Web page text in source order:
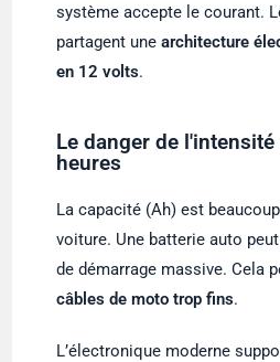
système accepte le courant.
partagent unearchitecture
en 12 volts.
Le danger de
heures
La capacité (Ah) est
voiture. Une batterie auto
de démarrage massive. Cela
câbles de moto trop fins.
L’électronique moderne